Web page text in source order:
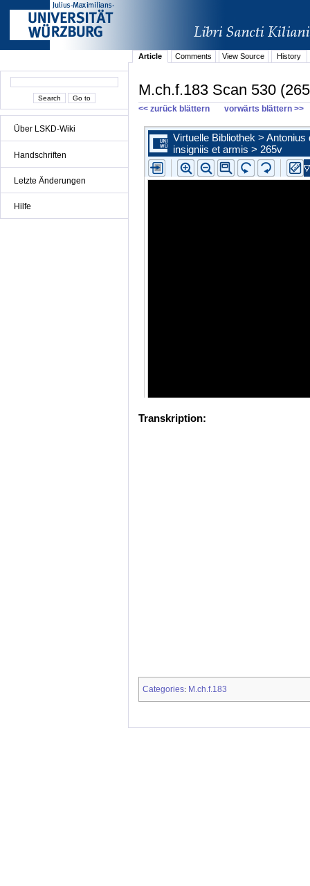
Über LSKD-Wiki
Handschriften
Letzte Änderungen
Hilfe
Article Comments View Source History
M.ch.f.183 Scan 530
<< zurück blättern vorwärts blättern >>
Transkription:
Categories: M.ch.f.183